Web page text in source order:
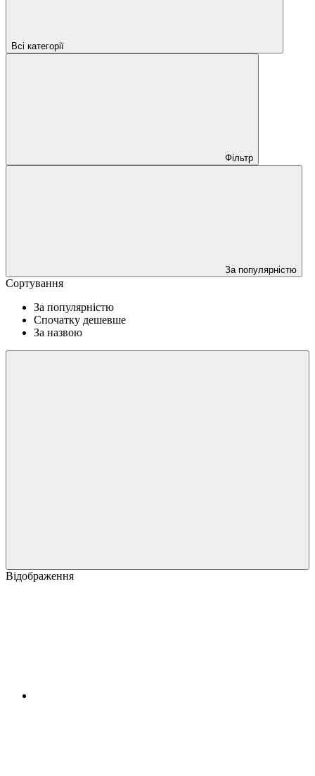
Всі категорії
Фільтр
За популярністю
Сортування
За популярністю
Спочатку дешевше
За назвою
Відображення